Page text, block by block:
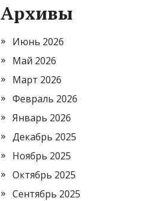
Архивы
Июнь 2026
Май 2026
Март 2026
Февраль 2026
Январь 2026
Декабрь 2025
Ноябрь 2025
Октябрь 2025
Сентябрь 2025